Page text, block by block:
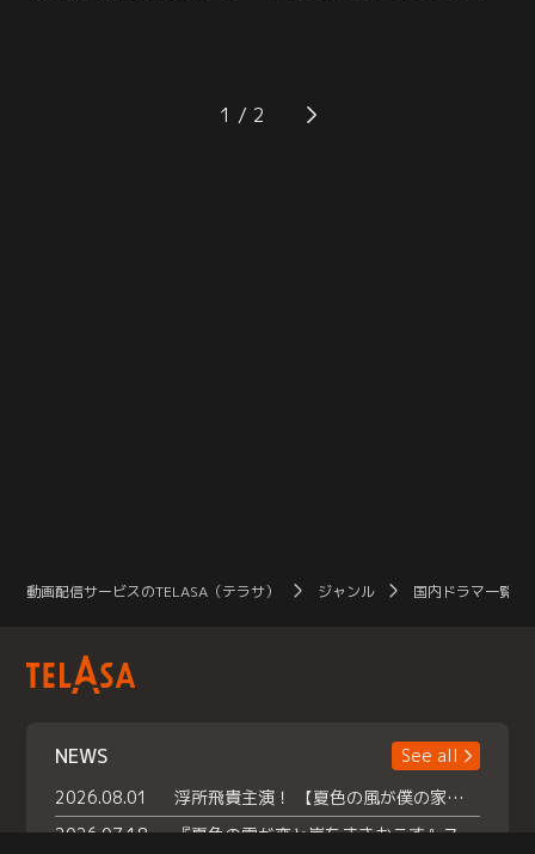
紀）は「梅むら」にメイドとして潜
の指令を受けた葵（福田沙紀）はボ
ディガード兼メイドとして粧子のも
1
動画配信サービスのTELASA（テラサ） ジャンル 国内ドラマ一覧（
NEWS
See all
2026.08.01
浮所飛貴主演！ 【夏色の風が僕の家にやってきた】 本日よりテラサで独占配信スタート！
2026.07.18
『夏色の雲が恋と嵐をまきおこす』スペシャルメイキング 【Part1】2026年７月18日（土）23時30分～配信スタート！話題のシーンの裏側を大公開！豪華キャスト大集合！ 『武宮家 真夏の家族会議』開催！